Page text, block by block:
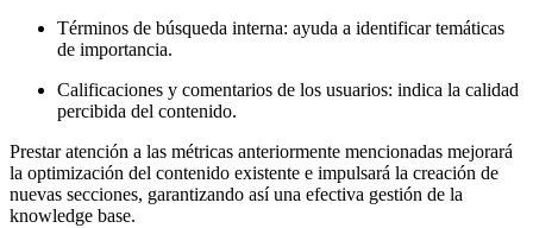
Términos de búsqueda interna: ayuda a identificar temáticas
de importancia.
Calificaciones y comentarios de los usuarios: indica la calidad
percibida del contenido.
Prestar atención a las métricas anteriormente mencionadas mejorará
la optimización del contenido existente e impulsará la creación de
nuevas secciones, garantizando así una efectiva gestión de la
knowledge base.